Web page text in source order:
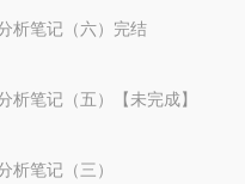
析笔记（六）完结
析笔记（五）【未完成】
析笔记（三）